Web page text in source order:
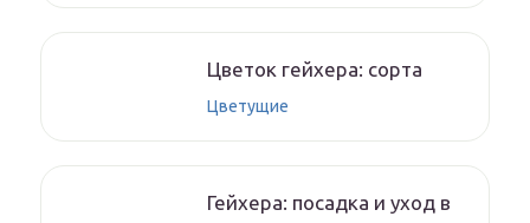
Цветок гейхера: сорта
Цветущие
Гейхера: посадка и уход в